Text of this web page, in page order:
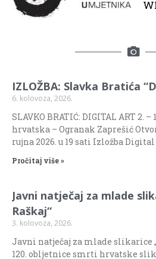
IZLOŽBA: Slavka Bratića
6. kolovoza, 2026.
SLAVKO BRATIĆ: DIGITAL ART 2.
hrvatska – Ogranak Zaprešić
rujna 2026. u 19 sati Izložba Digital
Pročitaj više »
Javni natječaj za mlade
Raškaj“
3. kolovoza, 2026.
Javni natječaj za mlade slikarice
120. obljetnice smrti hrvatske